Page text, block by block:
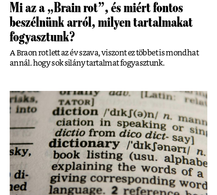
Mi az a „Brain rot”, és miért fontos
beszélnünk arról, milyen tartalmakat
fogyasztunk?
A Braon rot lett az év szava, viszont ez többet is mondhat
annál. hogy sok silány tartalmat fogyasztunk.